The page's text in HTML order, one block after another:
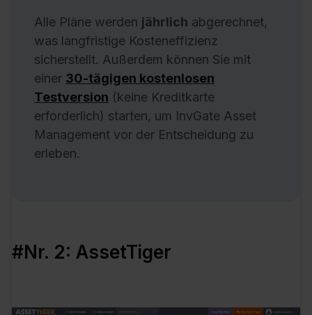
Alle Pläne werden jährlich abgerechnet,
was langfristige Kosteneffizienz
sicherstellt. Außerdem können Sie mit
einer 30-tägigen kostenlosen
Testversion (keine Kreditkarte
erforderlich) starten, um InvGate Asset
Management vor der Entscheidung zu
erleben.
#Nr. 2: AssetTiger